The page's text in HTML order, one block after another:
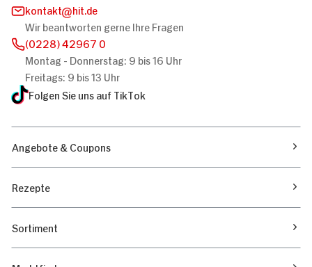
kontakt
hit.de
Wir beantworten gerne Ihre Fragen
(0228) 42967 0
Montag - Donnerstag: 9 bis 16 Uhr
Freitags: 9 bis 13 Uhr
Folgen Sie uns auf TikTok
Angebote & Coupons
Rezepte
Sortiment